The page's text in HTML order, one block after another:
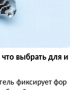
выбрать для и
фиксирует фор